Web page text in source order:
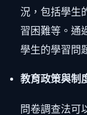
況，包括學生
習困難等。通
學生的學習問
教育政策與制
問卷調查法可